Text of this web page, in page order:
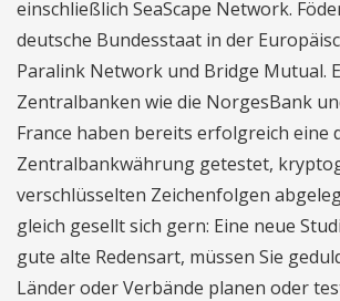
einschließlich SeaScape Network.
deutsche Bundesstaat in der
Paralink Network und Bridge Mutual.
Zentralbanken wie die NorgesBank
France haben bereits erfolgreich eine
Zentralbankwährung getestet,
verschlüsselten Zeichenfolgen
gleich gesellt sich gern: Eine neue
gute alte Redensart, müssen Sie
Länder oder Verbände planen oder